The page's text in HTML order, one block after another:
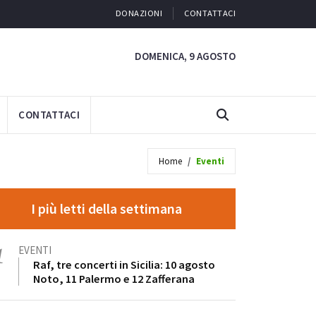
DONAZIONI CONTATTACI
DOMENICA, 9 AGOSTO
CONTATTACI
Home Eventi
I più letti della settimana
EVENTI
Raf, tre concerti in Sicilia: 10 agosto
Noto, 11 Palermo e 12 Zafferana